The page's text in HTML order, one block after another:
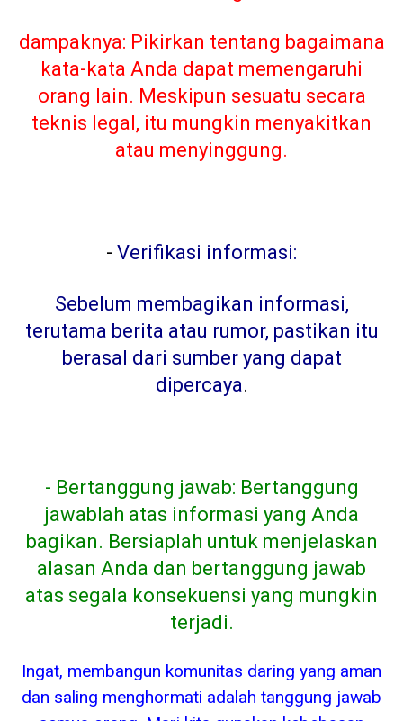
dampaknya: Pikirkan tentang bagaimana
kata-kata Anda dapat memengaruhi
orang lain. Meskipun sesuatu secara
teknis legal, itu mungkin menyakitkan
atau menyinggung.
- Verifikasi informasi:
Sebelum membagikan informasi,
terutama berita atau rumor, pastikan itu
berasal dari sumber yang dapat
dipercaya.
- Bertanggung jawab: Bertanggung
jawablah atas informasi yang Anda
bagikan. Bersiaplah untuk menjelaskan
alasan Anda dan bertanggung jawab
atas segala konsekuensi yang mungkin
terjadi.
Ingat, membangun komunitas daring yang aman
dan saling menghormati adalah tanggung jawab